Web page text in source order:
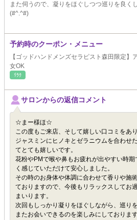
また伺うので、凝りをほぐしつつ巡りを良く
(#^.^#)
予約時のクーポン・メニュー
【ゴッドハンドメンズセラピスト森田限定
女OK
ﾘﾗｸ
サロンからの返信コメント
☆まー様ほ☆
この度もご来店、そして嬉しい口コミをあ
ジャスミンにヒノキとゼラニウムを合わせ
てとても嬉しいです。
花粉やPMで喉や鼻もお疲れが出やすい時
く感じていただけて安心しました。
その時のお身体や体調に合わせて香りや施
ておりますので、今後もリラックスしてお
まいります。
次回もしっかり凝りをほぐしながら、巡り
またお会いできるのを楽しみにしておりま